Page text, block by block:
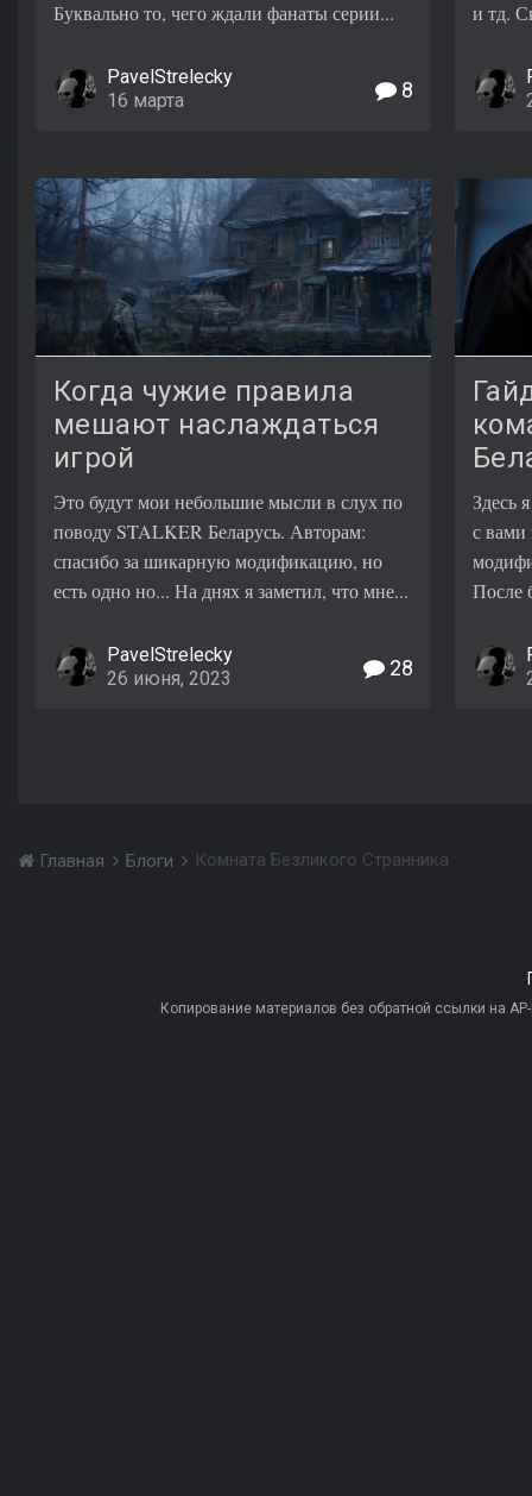
Буквально то, чего ждали фанаты серии...
PavelStrelecky
16 марта
8
и тд.
Когда чужие правила
мешают наслаждаться
игрой
Это будут мои небольшие мысли в слух по
поводу STALKER Беларусь. Авторам:
спасибо за шикарную модификацию, но
есть одно но... На днях я заметил, что мне...
PavelStrelecky
26 июня, 2023
28
Здесь
с вами
После
Главная Блоги Комната Безликого Странника
Копирование материалов без обратной ссылки на